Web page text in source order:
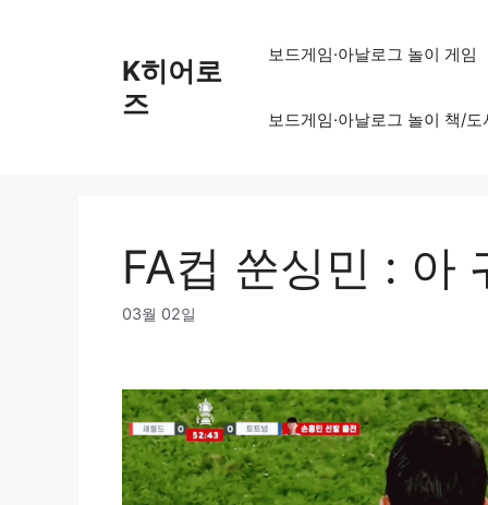
K히어로
즈
보드게임·아날로그 놀이 게임
보드게임·아날로그 놀이 책/도
FA컵 쑨싱민 : 아
03월 02일